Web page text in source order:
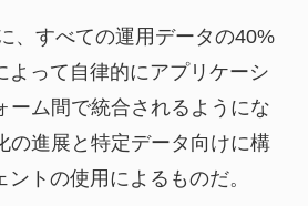
、すべての運用データの40%
よって自律的にアプリケーシ
ーム間で統合されるようにな
の進展と特定データ向けに構
トの使用によるものだ。